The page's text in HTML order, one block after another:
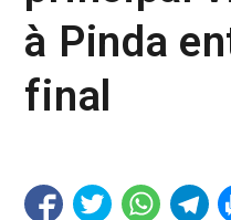
à Pinda
final